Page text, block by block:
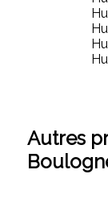
Autres